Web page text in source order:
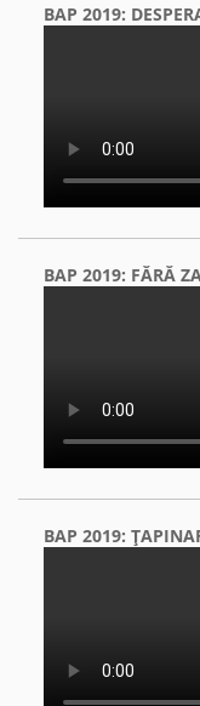
BAP 2019:
BAP 2019: FĂRĂ
BAP 2019: